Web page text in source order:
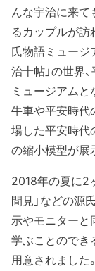
んな宇治に来て
るカップルが訪
氏物語ミュージ
治十帖」の世界
ミュージアム
牛車や平安時代
場した平安時代
の縮小模型が展
2018年の夏に2
間見」などの源
示やモニターと
学ぶことのでき
用意されました